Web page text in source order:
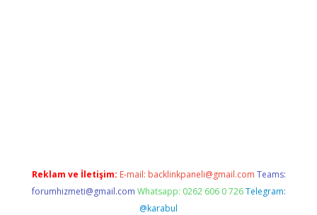
Reklam ve İletişim: E-mail: backlinkpaneli@gmail.com Teams:
forumhizmeti@gmail.com Whatsapp: 0262 606 0 726 Telegram:
@karabul